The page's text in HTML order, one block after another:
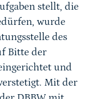
stellt, die
wurde
des
Bitte der
und
Mit der